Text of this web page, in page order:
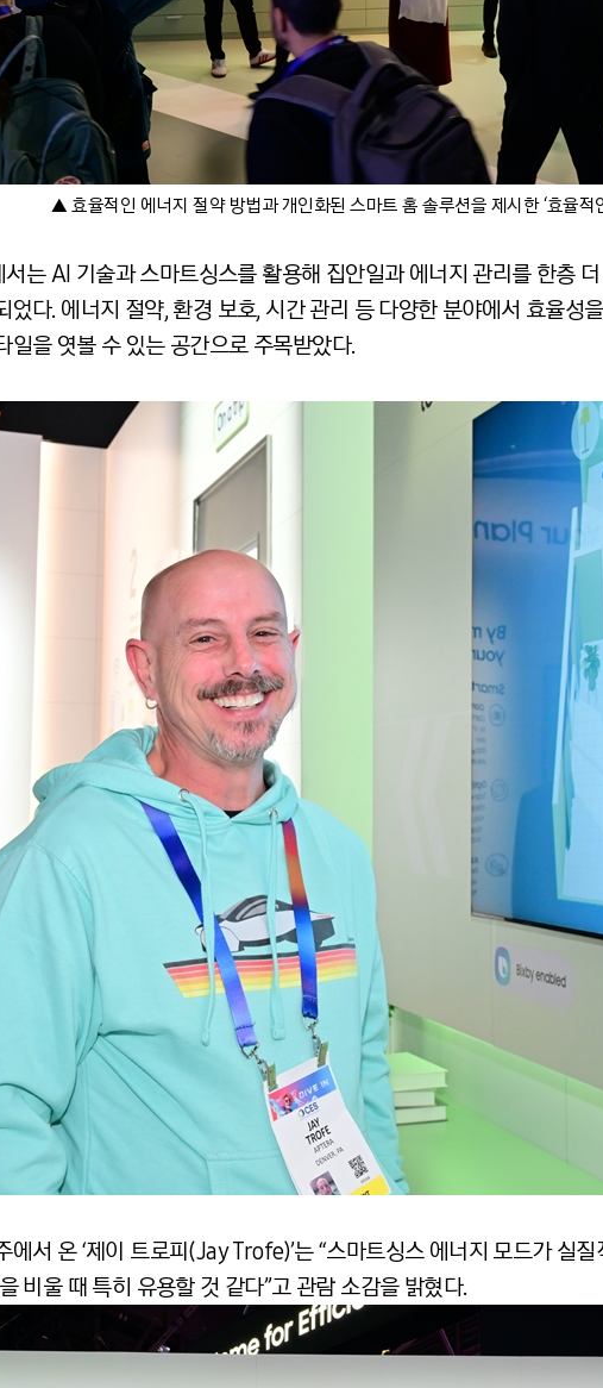
▲ 효율적인 에너지 절약 방법과 개인화된 스마트 홈 솔루션을 제시한 ‘효율
서는 AI 기술과 스마트싱스를 활용해 집안일과 에너지 관리를 한층
었다. 에너지 절약, 환경 보호, 시간 관리 등 다양한 분야에서 효율성
일을 엿볼 수 있는 공간으로 주목받았다.
에서 온 ‘제이 트로피(Jay Trofe)’는 “스마트싱스 에너지 모드가 실
비울 때 특히 유용할 것 같다”고 관람 소감을 밝혔다.